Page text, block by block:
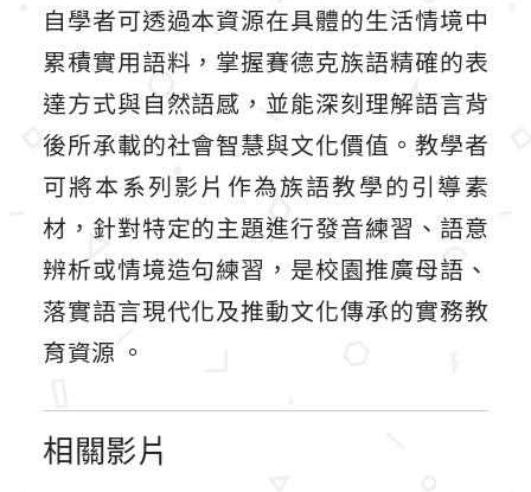
自學者可透過本資源在具體的生活情境中
累積實用語料，掌握賽德克族語精確的表
達方式與自然語感，並能深刻理解語言背
後所承載的社會智慧與文化價值 。教學者
可將本系列影片作為族語教學的引導素
材，針對特定的主題進行發音練習、語意
辨析或情境造句練習，是校園推廣母語、
落實語言現代化及推動文化傳承的實務教
育資源 。
相關影片